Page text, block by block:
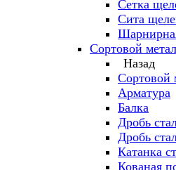
Сетка
Сита
Сортовой
Назад
Сортовой
Арматура
Балка
Дробь
Дробь
Катанка
Кованая